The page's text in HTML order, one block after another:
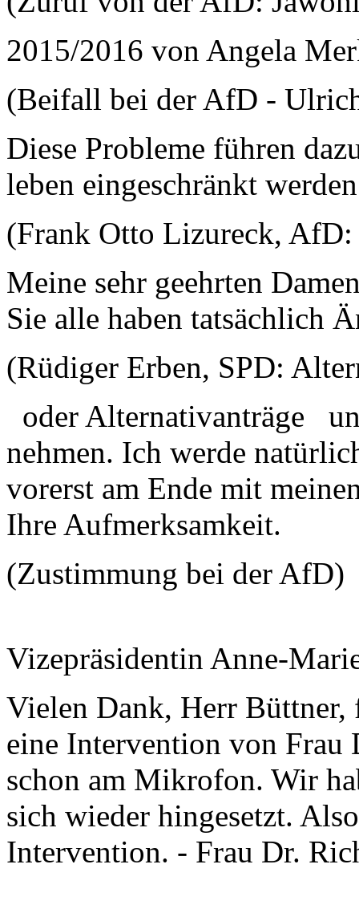
2015/2016 von Angela
(Beifall bei der AfD -
Diese Probleme führen
leben eingeschränkt
(Frank Otto Lizureck, AfD:
Meine sehr geehrten
Sie alle haben tatsächlich
(Rüdiger Erben, SPD:
oder Alternativanträge
nehmen. Ich werde
vorerst am Ende mit
Ihre Aufmerksamkeit.
(Zustimmung bei der AfD)
Vizepräsidentin Anne-
Vielen Dank, Herr
eine Intervention von
schon am Mikrofon. Wir
sich wieder hingesetzt.
Intervention. - Frau Dr.